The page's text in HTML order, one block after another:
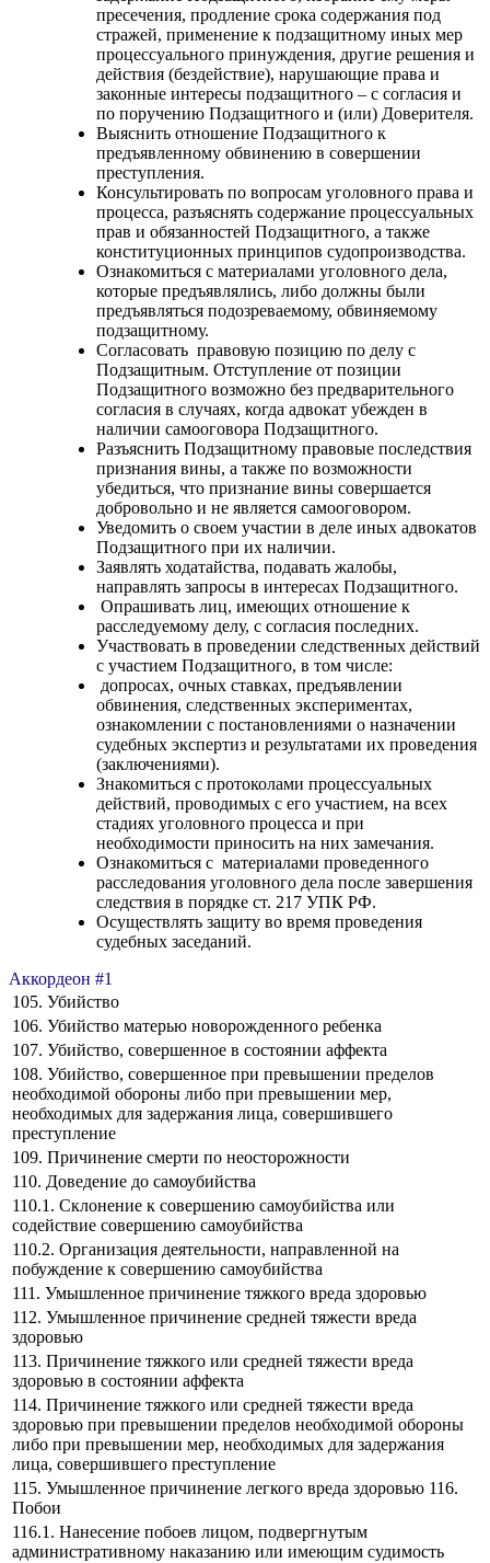
пресечения, продление срока содержания под
стражей, применение к подзащитному иных мер
процессуального принуждения, другие решения и
действия (бездействие), нарушающие права и
законные интересы подзащитного – с согласия и
по поручению Подзащитного и (или) Доверителя.
Выяснить отношение Подзащитного к
предъявленному обвинению в совершении
преступления.
Консультировать по вопросам уголовного права и
процесса, разъяснять содержание процессуальных
прав и обязанностей Подзащитного, а также
конституционных принципов судопроизводства.
Ознакомиться с материалами уголовного дела,
которые предъявлялись, либо должны были
предъявляться подозреваемому, обвиняемому
подзащитному.
Согласовать правовую позицию по делу с
Подзащитным. Отступление от позиции
Подзащитного возможно без предварительного
согласия в случаях, когда адвокат убежден в
наличии самооговора Подзащитного.
Разъяснить Подзащитному правовые последствия
признания вины, а также по возможности
убедиться, что признание вины совершается
добровольно и не является самооговором.
Уведомить о своем участии в деле иных адвокатов
Подзащитного при их наличии.
Заявлять ходатайства, подавать жалобы,
направлять запросы в интересах Подзащитного.
Опрашивать лиц, имеющих отношение к
расследуемому делу, с согласия последних.
Участвовать в проведении следственных действий
с участием Подзащитного, в том числе:
допросах, очных ставках, предъявлении
обвинения, следственных экспериментах,
ознакомлении с постановлениями о назначении
судебных экспертиз и результатами их проведения
(заключениями).
Знакомиться с протоколами процессуальных
действий, проводимых с его участием, на всех
стадиях уголовного процесса и при
необходимости приносить на них замечания.
Ознакомиться с материалами проведенного
расследования уголовного дела после завершения
следствия в порядке ст. 217 УПК РФ.
Осуществлять защиту во время проведения
судебных заседаний.
Аккордеон #1
105. Убийство
106. Убийство матерью новорожденного ребенка
107. Убийство, совершенное в состоянии аффекта
108. Убийство, совершенное при превышении пределов
необходимой обороны либо при превышении мер,
необходимых для задержания лица, совершившего
преступление
109. Причинение смерти по неосторожности
110. Доведение до самоубийства
110.1. Склонение к совершению самоубийства или
содействие совершению самоубийства
110.2. Организация деятельности, направленной на
побуждение к совершению самоубийства
111. Умышленное причинение тяжкого вреда здоровью
112. Умышленное причинение средней тяжести вреда
здоровью
113. Причинение тяжкого или средней тяжести вреда
здоровью в состоянии аффекта
114. Причинение тяжкого или средней тяжести вреда
здоровью при превышении пределов необходимой обороны
либо при превышении мер, необходимых для задержания
лица, совершившего преступление
115. Умышленное причинение легкого вреда здоровью 116.
Побои
116.1. Нанесение побоев лицом, подвергнутым
административному наказанию или имеющим судимость